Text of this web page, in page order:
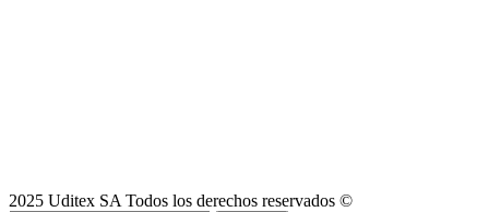
2025 Uditex SA Todos los derechos reservados ©